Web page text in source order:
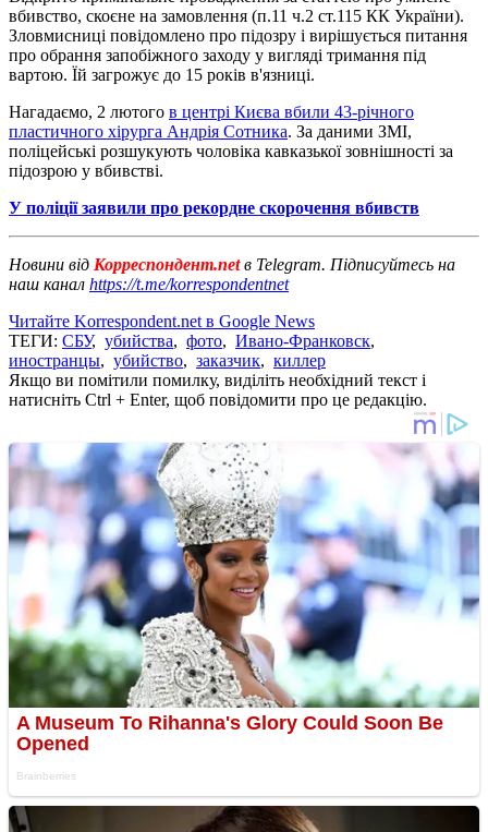
вбивство, скоєне на замовлення (п.11 ч.2 ст.115 КК України).
Зловмисниці повідомлено про підозру і вирішується питання
про обрання запобіжного заходу у вигляді тримання під
вартою. Їй загрожує до 15 років в'язниці.
Нагадаємо, 2 лютого в центрі Києва вбили 43-річного
пластичного хірурга Андрія Сотника. За даними ЗМІ,
поліцейські розшукують чоловіка кавказької зовнішності за
підозрою у вбивстві.
У поліції заявили про рекордне скорочення вбивств
Новини від Корреспондент.netв Telegram. Підписуйтесь на
наш канал https://t.me/korrespondentnet
Читайте Korrespondent.net в Google News
ТЕГИ: СБУ, убийства, фото, Ивано-Франковск,
иностранцы, убийство, заказчик, киллер
Якщо ви помітили помилку, виділіть необхідний текст і
натисніть Ctrl + Enter, щоб повідомити про це редакцію.